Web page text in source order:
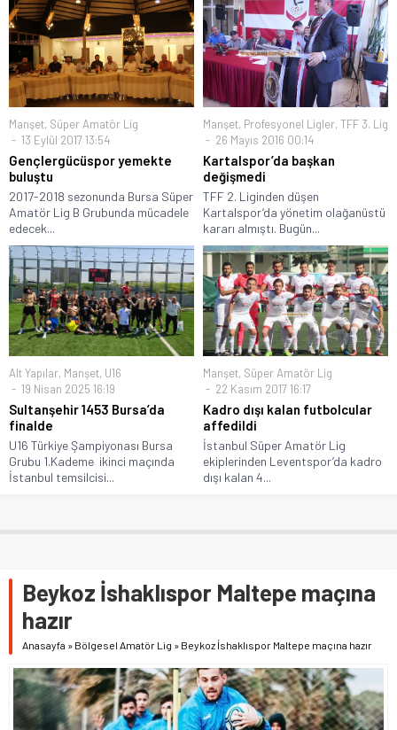
Manşet, Süper Amatör Lig
13 Eylül 2017 13:54
Gençlergücüspor yemekte
buluştu
2017-2018 sezonunda Bursa Süper
Amatör Lig B Grubunda mücadele
edecek...
Manşet, Profesyonel Ligler, TFF 3. Lig
26 Mayıs 2016 00:14
Kartalspor’da başkan
değişmedi
TFF 2. Liginden düşen
Kartalspor’da yönetim olağanüstü
kararı almıştı. Bugün...
Alt Yapılar, Manşet, U16
19 Nisan 2025 16:19
Sultanşehir 1453 Bursa’da
finalde
U16 Türkiye Şampiyonası Bursa
Grubu 1.Kademe ikinci maçında
İstanbul temsilcisi...
Manşet, Süper Amatör Lig
22 Kasım 2017 16:17
Kadro dışı kalan futbolcular
affedildi
İstanbul Süper Amatör Lig
ekiplerinden Leventspor’da kadro
dışı kalan 4...
Beykoz İshaklıspor Maltepe maçına
hazır
Anasayfa » Bölgesel Amatör Lig » Beykoz İshaklıspor Maltepe maçına hazır